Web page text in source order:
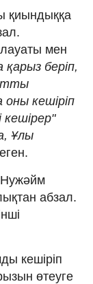
қиындыққа
мен
қарыз беріп,
кешіріп
кешірер"
Ұлы
абзал.
кешіріп
өтеуге